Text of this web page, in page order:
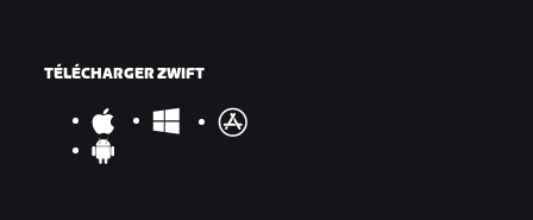
TÉLÉCHARGER ZWIFT